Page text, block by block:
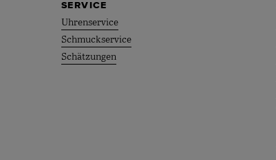
SERVICE
Uhrenservice
Schmuckservice
Schätzungen